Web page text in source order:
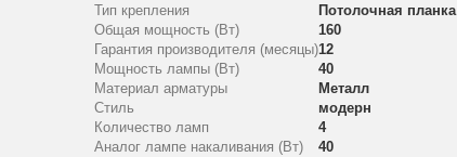
Тип крепления
Потолочная планка
Общая мощность (Вт)
160
Гарантия производителя (месяцы)12
Мощность лампы (Вт)
40
Материал арматуры
Металл
Стиль
модерн
Количество ламп
4
Аналог лампе накаливания (Вт)
40